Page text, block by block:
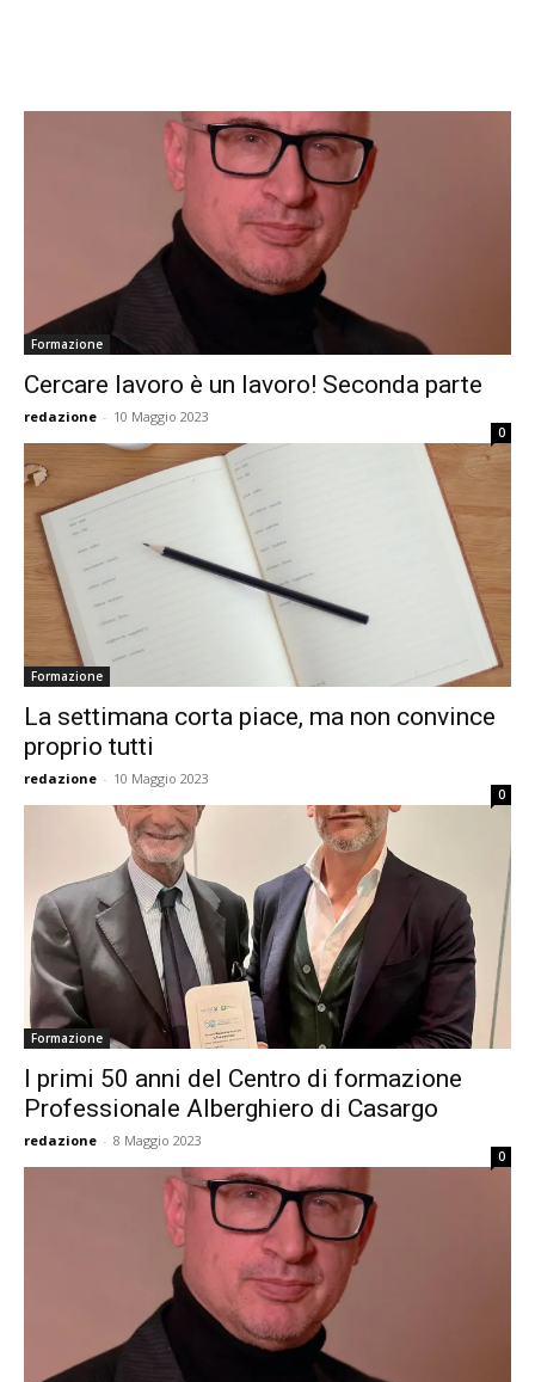
Formazione
Cercare lavoro è un lavoro! Seconda parte
redazione - 10 Maggio 2023
0
Formazione
La settimana corta piace, ma non convince
proprio tutti
redazione - 10 Maggio 2023
0
Formazione
I primi 50 anni del Centro di formazione
Professionale Alberghiero di Casargo
redazione - 8 Maggio 2023
0